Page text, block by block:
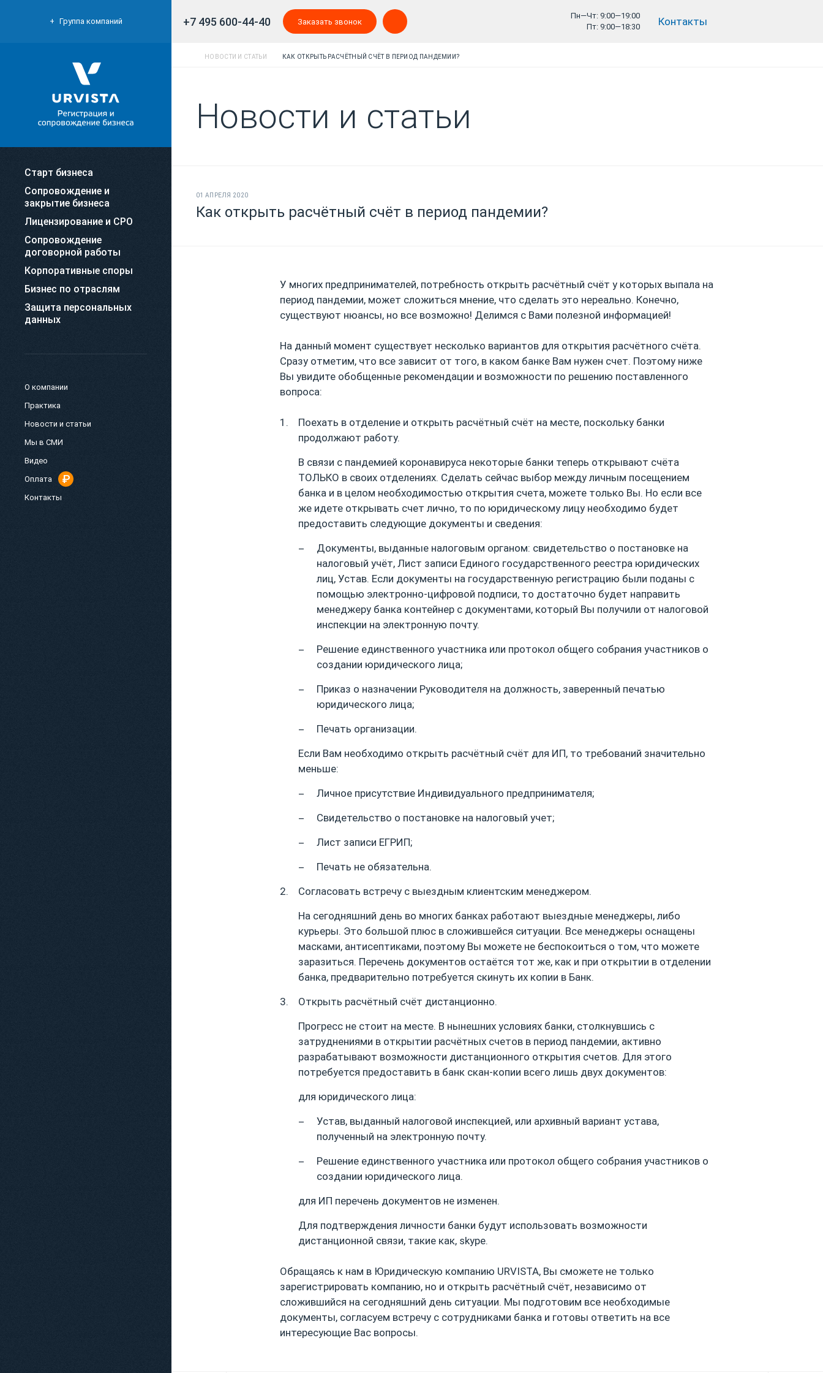
+7 495 600-44-40 Заказать звонок
Пн—Чт: 9:00—19:00
Пт: 9:00—18:30
Контакты
Группа компаний
Старт бизнеса
Сопровождение и
закрытие бизнеса
Лицензирование и СРО
Сопровождение
договорной работы
Корпоративные споры
Бизнес по отраслям
Защита персональных
данных
О компании
Практика
Новости и статьи
Мы в СМИ
Видео
Оплата
Контакты
НОВОСТИ И СТАТЬИ КАК ОТКРЫТЬ РАСЧЁТНЫЙ СЧЁТ В ПЕРИОД ПАНДЕМИИ?
Новости и статьи
01 АПРЕЛЯ 2020
Как открыть расчётный счёт в период пандемии?
У многих предпринимателей, потребность открыть расчётный счёт у которых выпала на
период пандемии, может сложиться мнение, что сделать это нереально. Конечно,
существуют нюансы, но все возможно! Делимся с Вами полезной информацией!
На данный момент существует несколько вариантов для открытия расчётного счёта.
Сразу отметим, что все зависит от того, в каком банке Вам нужен счет. Поэтому ниже
Вы увидите обобщенные рекомендации и возможности по решению поставленного
вопроса:
Поехать в отделение и открыть расчётный счёт на месте, поскольку банки
продолжают работу.
В связи с пандемией коронавируса некоторые банки теперь открывают счёта
ТОЛЬКО в своих отделениях. Сделать сейчас выбор между личным посещением
банка и в целом необходимостью открытия счета, можете только Вы. Но если все
же идете открывать счет лично, то по юридическому лицу необходимо будет
предоставить следующие документы и сведения:
Документы, выданные налоговым органом: свидетельство о постановке на
налоговый учёт, Лист записи Единого государственного реестра юридических
лиц, Устав. Если документы на государственную регистрацию были поданы с
помощью электронно-цифровой подписи, то достаточно будет направить
менеджеру банка контейнер с документами, который Вы получили от налоговой
инспекции на электронную почту.
Решение единственного участника или протокол общего собрания участников о
создании юридического лица;
Приказ о назначении Руководителя на должность, заверенный печатью
юридического лица;
Печать организации.
Если Вам необходимо открыть расчётный счёт для ИП, то требований значительно
меньше:
Личное присутствие Индивидуального предпринимателя;
Свидетельство о постановке на налоговый учет;
Лист записи ЕГРИП;
Печать не обязательна.
Согласовать встречу с выездным клиентским менеджером.
На сегодняшний день во многих банках работают выездные менеджеры, либо
курьеры. Это большой плюс в сложившейся ситуации. Все менеджеры оснащены
масками, антисептиками, поэтому Вы можете не беспокоиться о том, что можете
заразиться. Перечень документов остаётся тот же, как и при открытии в отделении
банка, предварительно потребуется скинуть их копии в Банк.
Открыть расчётный счёт дистанционно.
Прогресс не стоит на месте. В нынешних условиях банки, столкнувшиcь с
затруднениями в открытии расчётных счетов в период пандемии, активно
разрабатывают возможности дистанционного открытия счетов. Для этого
потребуется предоставить в банк скан-копии всего лишь двух документов:
для юридического лица:
Устав, выданный налоговой инспекцией, или архивный вариант устава,
полученный на электронную почту.
Решение единственного участника или протокол общего собрания участников о
создании юридического лица.
для ИП перечень документов не изменен.
Для подтверждения личности банки будут использовать возможности
дистанционной связи, такие как, skype.
Обращаясь к нам в Юридическую компанию URVISTA, Вы сможете не только
зарегистрировать компанию, но и открыть расчётный счёт, независимо от
сложившийся на сегодняшний день ситуации. Мы подготовим все необходимые
документы, согласуем встречу с сотрудниками банка и готовы ответить на все
интересующие Вас вопросы.